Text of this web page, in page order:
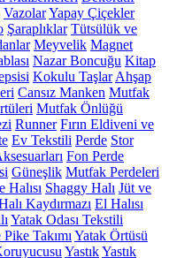
VazolarYapay Çiçekler
Şaraplıklar Tütsülük ve
Meyvelik Magnet
Nazar Boncuğu Kitap
Kokulu Taşlar Ahşap
Cansız Manken Mutfak
Mutfak Önlüğü
Runner Fırın Eldiveni ve
Ev Tekstili Perde Stor
Fon Perde
Güneşlik Mutfak Perdeleri
Halısı Shaggy Halı Jüt ve
Kaydırmazı El Halısı
Yatak Odası Tekstili
Takımı Yatak Örtüsü
YastıkYastık